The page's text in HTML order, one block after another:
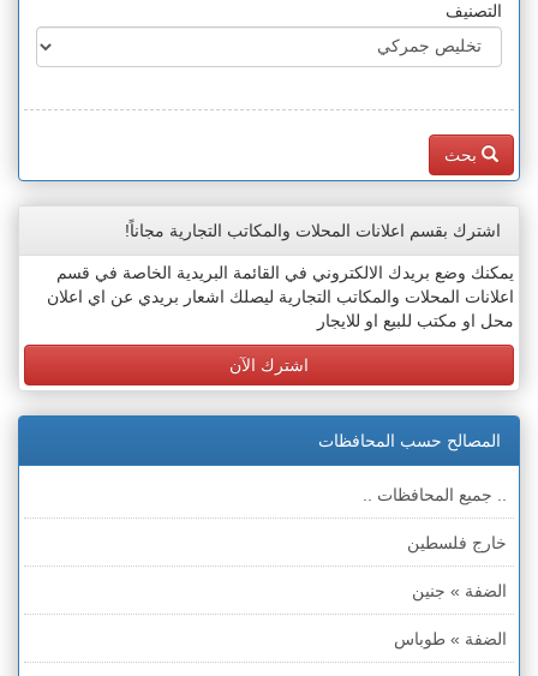
التصنيف
بحث
اشترك بقسم اعلانات المحلات والمكاتب التجارية مجاناً!
يمكنك وضع بريدك الالكتروني في القائمة البريدية الخاصة في قسم
اعلانات المحلات والمكاتب التجارية ليصلك اشعار بريدي عن اي اعلان
محل او مكتب للبيع او للايجار
اشترك الآن
المصالح حسب المحافظات
.. جميع المحافظات ..
خارج فلسطين
الضفة » جنين
الضفة » طوباس